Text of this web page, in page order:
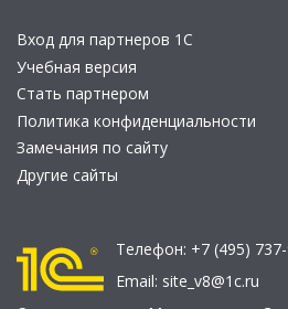
Вход для партнеров 1С
Учебная версия
Стать партнером
Политика конфиденциальности
Замечания по сайту
Другие сайты
Телефон: +7 (495)
Email: site_v8@1c.ru